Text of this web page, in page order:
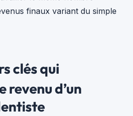
finaux variant du simple
clés qui
revenu d’un